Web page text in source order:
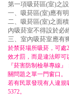
第一項吸菸區(室)之
一、吸菸區(室)應有明
二、吸菸區(室)之面
內吸菸室不得設於必
三、室內吸菸室應有
於禁菸場所吸菸，可處
效才罰，而是違法即可
『菸害防制檢舉專線
關問題之單一門窗口。
若有民眾發現有人違規
5372。